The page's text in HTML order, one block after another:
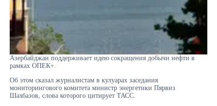
Азербайджан поддерживает идею сокращения добычи нефти в
рамках ОПЕК+.
Об этом сказал журналистам в кулуарах заседания
мониторингового комитета министр энергетики Пярвиз
Шахбазов, слова которого цитирует ТАСС.